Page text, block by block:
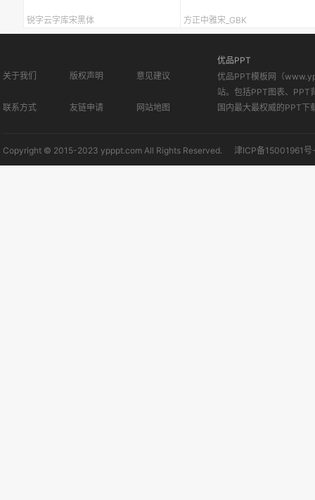
锐字云字库宋黑体 方正中雅宋_GBK
关于我们 版权声明 意见建议
联系方式 友链申请 网站地图
优品PPT
优品PPT模板网（
站。包括PPT图表、PPT
国内最大最权威的PPT下
Copyright © 2015-2023 ypppt.com All Rights Reserved. 津ICP备15001961号